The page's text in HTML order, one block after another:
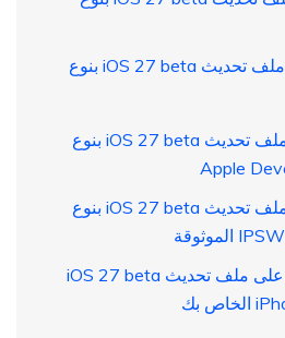
الجزء 3: كيفية تنزيل ملف تحديث iOS 27 beta بنوع
الطريقة 1: تنزيل ملف تحديث iOS 27 beta بنوع
الطريقة 2: تنزيل ملف تحديث iOS 27 beta بنوع
الطريقة 3: العثور على ملف تحديث iOS 27 beta